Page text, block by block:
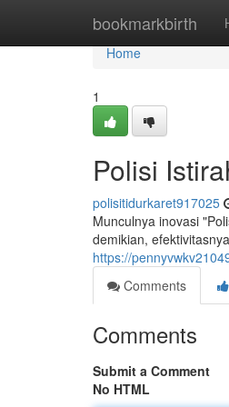
bookmarkbirth
Home
Home
1
Polisi
polisitidurkaret917025
Munculnya inovasi
demikian,
https://
Comments
Comments
Submit a Comment
No HTML